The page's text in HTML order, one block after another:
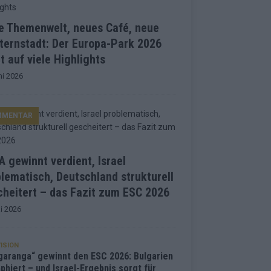
Themenwelt, neues Café, neue
Der Europa-Park 2026
auf viele Highlights
2026
gewinnt verdient, Israel
Deutschland strukturell
– das Fazit zum ESC 2026
2026
gewinnt den ESC 2026: Bulgarien
– und Israel-Ergebnis sorgt für